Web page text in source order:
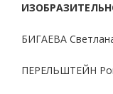
БИГАЕВА
ПЕРЕЛЬШТЕЙН